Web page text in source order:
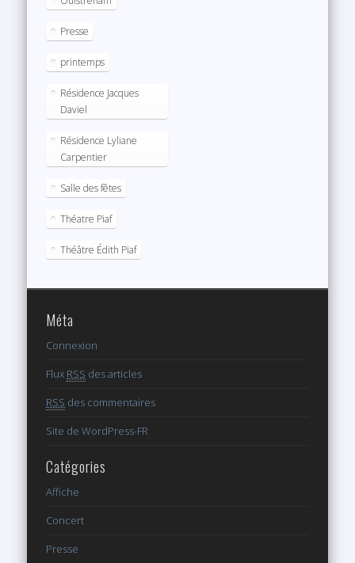
Presse
printemps
Résidence Jacques
Daviel
Résidence Lyliane
Carpentier
Salle des fêtes
Théatre Piaf
Théâtre Édith Piaf
Méta
Connexion
Flux RSS des articles
RSS des commentaires
Site de WordPress-FR
Catégories
Affiche
Concert
Presse